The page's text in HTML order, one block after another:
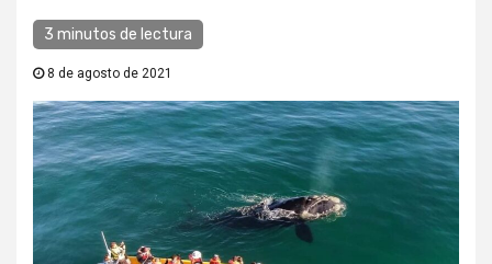
3 minutos de lectura
8 de agosto de 2021